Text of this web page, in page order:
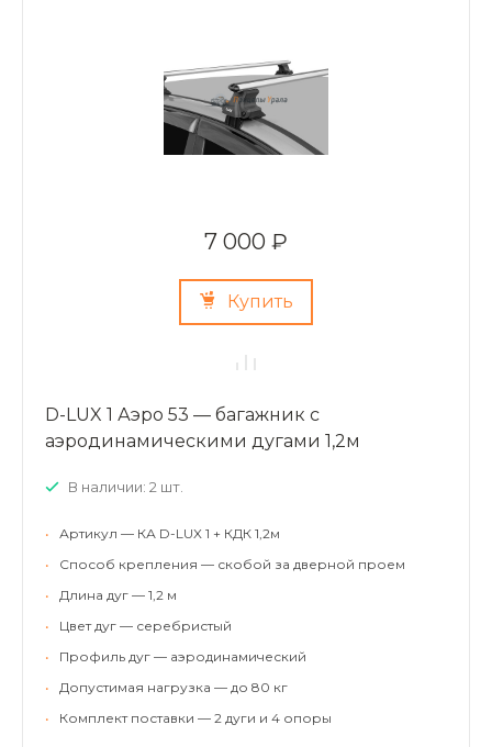
7 000 ₽
Купить
D-LUX 1 Аэро 53 — багажник с
аэродинамическими дугами 1,2м
В наличии: 2 шт.
•
Артикул — КА D-LUX 1 + КДК 1,2м
•
Способ крепления — скобой за дверной проем
•
Длина дуг — 1,2 м
•
Цвет дуг — серебристый
•
Профиль дуг — аэродинамический
•
Допустимая нагрузка — до 80 кг
•
Комплект поставки — 2 дуги и 4 опоры